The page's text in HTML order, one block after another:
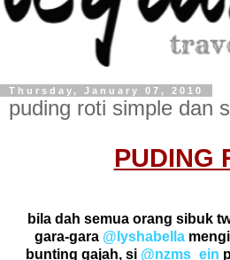
Thursday, January 07, 2010
puding roti simple dan
PUDING
bila dah semua orang sibuk
gara-gara @lyshabella
bunting gajah, si @nzms_ein